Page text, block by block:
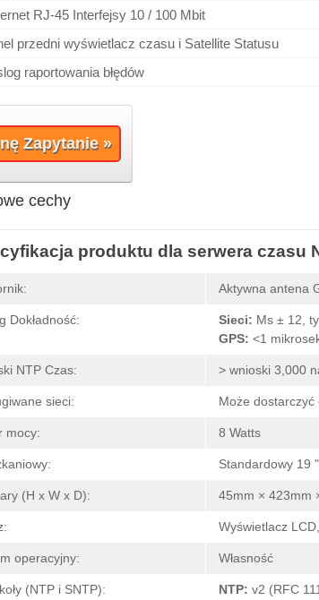
RJ-45 Interfejsy 10 / 100 Mbit
przedni wyświetlacz czasu i Satellite Statusu
raportowania błędów
Zapytanie »
cechy
produktu dla serwera czasu
Aktywna antena
Dokładność: Sieci: Ms ± 12,
GPS: <1
NTP Czas: > wnioski 3,000
sieci: Może dostarczyć
mocy: 8 Watts
Standardowy 19
(H x W x D): 45mm × 423mm
Wyświetlacz
operacyjny: Własność
(NTP i SNTP): NTP: v2 (RFC